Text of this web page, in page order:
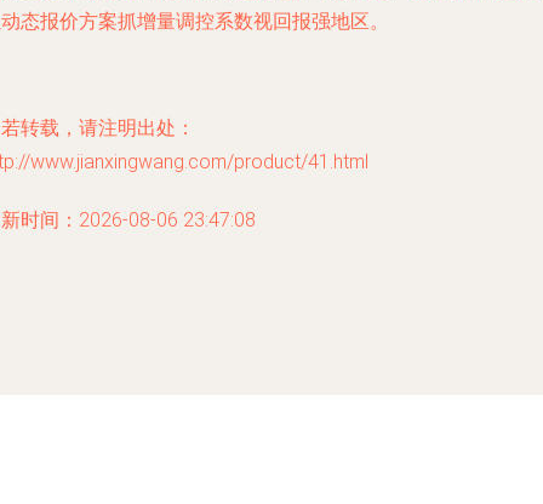
态报价方案抓增量调控系数视回报强地区。
转载，请注明出处：
www.jianxingwang.com/product/41.html
时间：2026-08-06 23:47:08